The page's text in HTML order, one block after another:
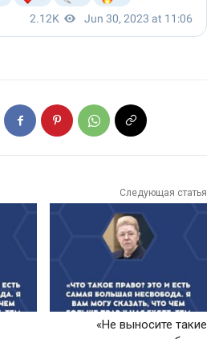
Следующая статья
«Не выносите такие